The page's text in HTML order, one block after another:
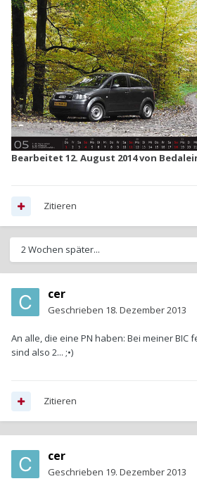
Bearbeitet 12. August 2014von
Zitieren
2 Wochen später...
cer
Geschrieben 18. Dezember 2013
An alle, die eine PN haben: Bei meiner BIC
sind also 2... ;•)
Zitieren
cer
Geschrieben 19. Dezember 2013